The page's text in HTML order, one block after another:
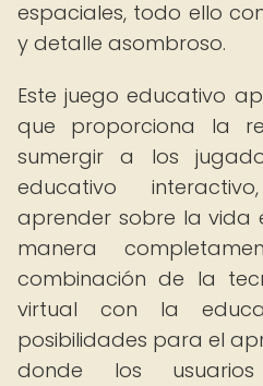
espaciales, todo ello
y detalle asombroso.
Este juego educativo
que proporciona la
sumergir a los
educativo
aprender sobre la vida
manera
combinación de la
virtual con la
posibilidades para el
donde los